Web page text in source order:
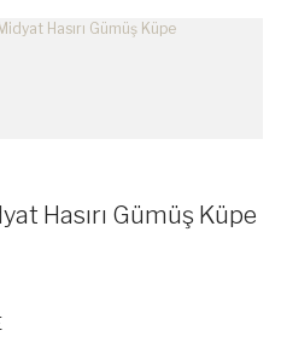
Hasırı Gümüş Küpe